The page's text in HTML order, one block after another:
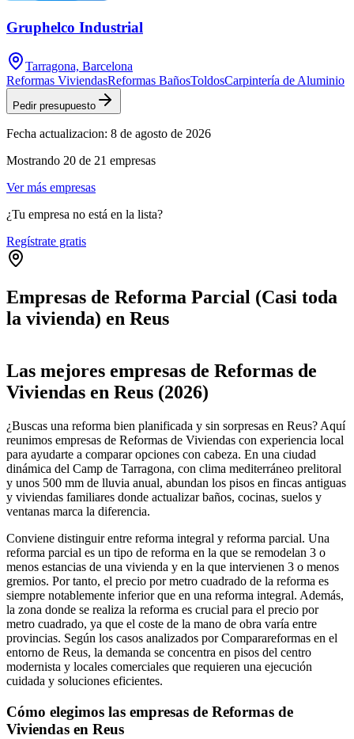
Gruphelco Industrial
Tarragona, Barcelona
Reformas ViviendasReformas BañosToldosCarpintería de Aluminio
Pedir presupuesto
Fecha actualizacion: 8 de agosto de 2026
Mostrando 20 de 21 empresas
Ver más empresas
¿Tu empresa no está en la lista?
Regístrate gratis
Empresas de Reforma Parcial (Casi toda
la vivienda) en Reus
+
−
Las mejores empresas de Reformas de
Viviendas en Reus (2026)
¿Buscas una reforma bien planificada y sin sorpresas en Reus? Aquí
reunimos empresas de Reformas de Viviendas con experiencia local
para ayudarte a comparar opciones con cabeza. En una ciudad
dinámica del Camp de Tarragona, con clima mediterráneo prelitoral
y unos 500 mm de lluvia anual, abundan los pisos en fincas antiguas
y viviendas familiares donde actualizar baños, cocinas, suelos y
ventanas marca la diferencia.
Conviene distinguir entre reforma integral y reforma parcial. Una
reforma parcial es un tipo de reforma en la que se remodelan 3 o
menos estancias de una vivienda y en la que intervienen 3 o menos
gremios. Por tanto, el precio por metro cuadrado de la reforma es
siempre notablemente inferior que en una reforma integral. Además,
la zona donde se realiza la reforma es crucial para el precio por
metro cuadrado, ya que el coste de la mano de obra varía entre
provincias. Según los casos analizados por Comparareformas en el
entorno de Reus, la demanda se concentra en pisos del centro
modernista y locales comerciales que requieren una ejecución
cuidada y soluciones eficientes.
Cómo elegimos las empresas de Reformas de
Viviendas en Reus